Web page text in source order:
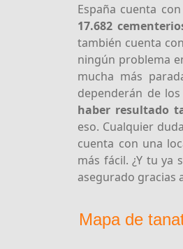
España cuenta con
17.682
también cuenta
ningún problema
mucha más
dependerán de
haber resultado
eso. Cualquier
cuenta con una
más fácil. ¿Y tu ya
asegurado gracias
Mapa de